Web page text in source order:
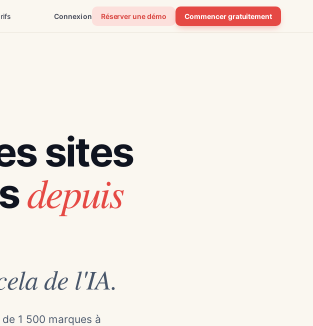
Connexion Réserver une démo Commencer gratuitement
sites
depuis
de l'IA.
1 500 marques à